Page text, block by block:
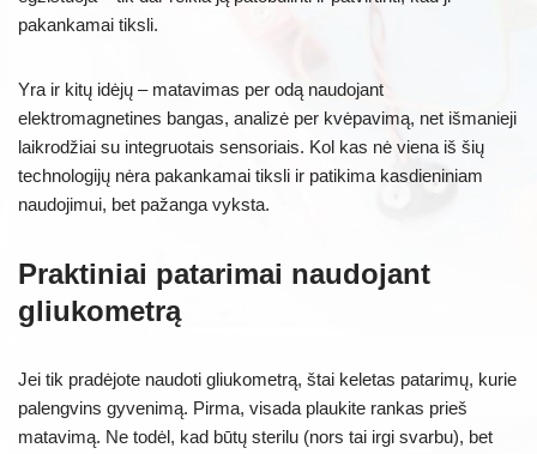
pakankamai tiksli.
Yra ir kitų idėjų – matavimas per odą naudojant
elektromagnetines bangas, analizė per kvėpavimą, net išmanieji
laikrodžiai su integruotais sensoriais. Kol kas nė viena iš šių
technologijų nėra pakankamai tiksli ir patikima kasdieniniam
naudojimui, bet pažanga vyksta.
Praktiniai patarimai naudojant
gliukometrą
Jei tik pradėjote naudoti gliukometrą, štai keletas patarimų, kurie
palengvins gyvenimą. Pirma, visada plaukite rankas prieš
matavimą. Ne todėl, kad būtų sterilu (nors tai irgi svarbu), bet